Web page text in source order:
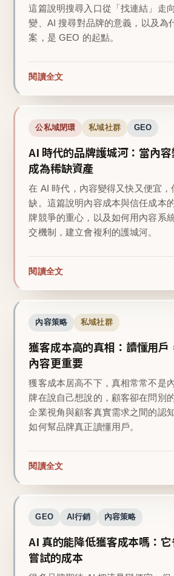
這篇說明搜尋入口從「找連結」走
變、AI 搜尋對品牌的意義，以及為
案，是 GEO 的起點。
閱讀全文
公私域閉環 私域社群 GEO
AI 時代的品牌護城河：當內
成為稀缺資產
在 AI 時代，內容變得又快又便宜
缺。這篇說明內容成本與信任成本
牌競爭的重心，以及如何用內容系
交機制，建立會複利的護城河。
閱讀全文
內容策略 私域社群
獲客成本高的真相：讀懂用戶
內容更重要
獲客成本居高不下，真相常常不是
牌在說自己想說的，顧客卻在問別
企業視角與顧客真實需求之間的認
如何幫品牌真正讀懂用戶。
閱讀全文
GEO AI行銷 內容策略
AI 真的能降低獲客成本嗎：
嘗試的成本